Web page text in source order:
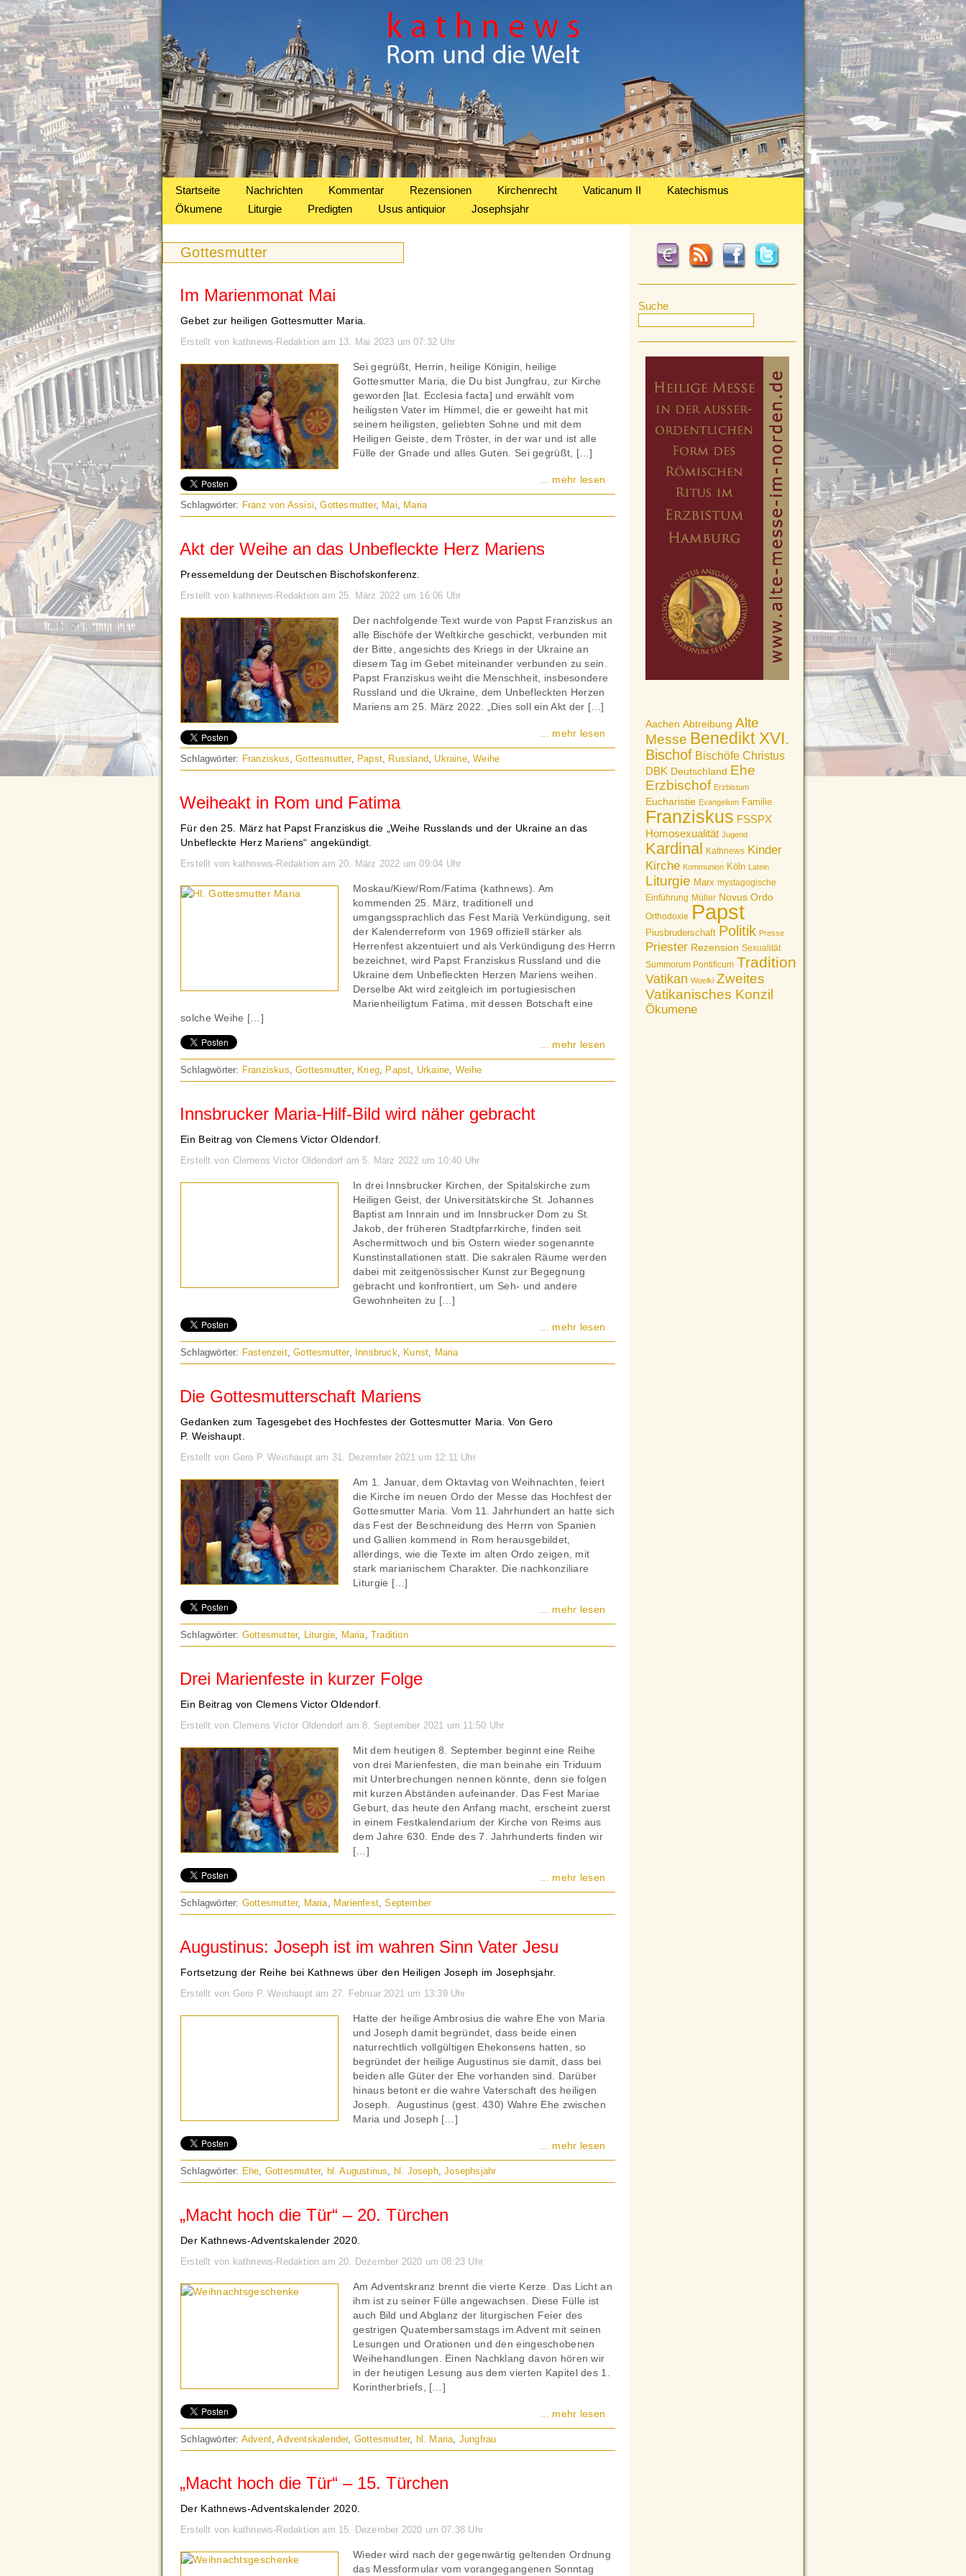
Startseite Nachrichten Kommentar Rezensionen Kirchenrecht Vaticanum II
Katechismus
Ökumene
Liturgie Predigten Usus antiquior Josephsjahr
Suche
Aachen Abtreibung Alte
Messe Benedikt XVI.
Bischof Bischöfe Christus
DBK Deutschland Ehe
Erzbischof Erzbistum
Eucharistie Evangelium Familie
Franziskus FSSPX
Homosexualität Jugend
Kardinal Kathnews Kinder
Kirche Kommunion Köln Latein
Liturgie Marx mystagogische
Einführung Müller Novus Ordo
Orthodoxie Papst
Piusbruderschaft Politik Presse
Priester Rezension Sexualität
Summorum Pontificum Tradition
Vatikan Woelki Zweites
Vatikanisches Konzil
Ökumene
Gottesmutter
Im Marienmonat Mai
Gebet zur heiligen Gottesmutter Maria.
Erstellt von kathnews-Redaktion am 13. Mai 2023 um 07:32 Uhr
Sei gegrüßt, Herrin, heilige Königin, heilige
Gottesmutter Maria, die Du bist Jungfrau, zur Kirche
geworden [lat. Ecclesia facta] und erwählt vom
heiligsten Vater im Himmel, die er geweiht hat mit
seinem heiligsten, geliebten Sohne und mit dem
Heiligen Geiste, dem Tröster, in der war und ist alle
Fülle der Gnade und alles Guten. Sei gegrüßt, […]
... mehr lesen
Schlagwörter: Franz von Assisi,Gottesmutter, Mai, Maria
Akt der Weihe an das Unbefleckte Herz Mariens
Pressemeldung der Deutschen Bischofskonferenz.
Erstellt von kathnews-Redaktion am 25. März 2022 um 16:06 Uhr
Der nachfolgende Text wurde von Papst Franziskus an
alle Bischöfe der Weltkirche geschickt, verbunden mit
der Bitte, angesichts des Kriegs in der Ukraine an
diesem Tag im Gebet miteinander verbunden zu sein.
Papst Franziskus weiht die Menschheit, insbesondere
Russland und die Ukraine, dem Unbefleckten Herzen
Mariens am 25. März 2022. „Dies soll ein Akt der […]
... mehr lesen
Schlagwörter: Franziskus,Gottesmutter, Papst, Russland, Ukraine,Weihe
Weiheakt in Rom und Fatima
Für den 25. März hat Papst Franziskus die „Weihe Russlands und der Ukraine an das
Unbefleckte Herz Mariens“ angekündigt.
Erstellt von kathnews-Redaktion am 20. März 2022 um 09:04 Uhr
Moskau/Kiew/Rom/Fatima (kathnews). Am
kommenden 25. März, traditionell und
umgangssprachlich das Fest Mariä Verkündigung, seit
der Kalenderreform von 1969 offiziell stärker als
Herrenfest akzentuiert und als Verkündigung des Herrn
bezeichnet, wird Papst Franziskus Russland und die
Ukraine dem Unbefleckten Herzen Mariens weihen.
Derselbe Akt wird zeitgleich im portugiesischen
Marienheiligtum Fatima, mit dessen Botschaft eine
solche Weihe […]
... mehr lesen
Schlagwörter: Franziskus,Gottesmutter, Krieg, Papst, Urkaine, Weihe
Innsbrucker Maria-Hilf-Bild wird näher gebracht
Ein Beitrag von Clemens Victor Oldendorf.
Erstellt von Clemens Victor Oldendorf am 5. März 2022 um 10:40 Uhr
In drei Innsbrucker Kirchen, der Spitalskirche zum
Heiligen Geist, der Universitätskirche St. Johannes
Baptist am Innrain und im Innsbrucker Dom zu St.
Jakob, der früheren Stadtpfarrkirche, finden seit
Aschermittwoch und bis Ostern wieder sogenannte
Kunstinstallationen statt. Die sakralen Räume werden
dabei mit zeitgenössischer Kunst zur Begegnung
gebracht und konfrontiert, um Seh- und andere
Gewohnheiten zu […]
... mehr lesen
Schlagwörter: Fastenzeit,Gottesmutter, Innsbruck, Kunst, Maria
Die Gottesmutterschaft Mariens
Gedanken zum Tagesgebet des Hochfestes der Gottesmutter Maria. Von Gero
P. Weishaupt.
Erstellt von Gero P. Weishaupt am 31. Dezember 2021 um 12:11 Uhr
Am 1. Januar, dem Oktavtag von Weihnachten, feiert
die Kirche im neuen Ordo der Messe das Hochfest der
Gottesmutter Maria. Vom 11. Jahrhundert an hatte sich
das Fest der Beschneidung des Herrn von Spanien
und Gallien kommend in Rom herausgebildet,
allerdings, wie die Texte im alten Ordo zeigen, mit
stark marianischem Charakter. Die nachkonziliare
Liturgie […]
... mehr lesen
Schlagwörter: Gottesmutter, Liturgie, Maria,Tradition
Drei Marienfeste in kurzer Folge
Ein Beitrag von Clemens Victor Oldendorf.
Erstellt von Clemens Victor Oldendorf am 8. September 2021 um 11:50 Uhr
Mit dem heutigen 8. September beginnt eine Reihe
von drei Marienfesten, die man beinahe ein Triduum
mit Unterbrechungen nennen könnte, denn sie folgen
mit kurzen Abständen aufeinander. Das Fest Mariae
Geburt, das heute den Anfang macht, erscheint zuerst
in einem Festkalendarium der Kirche von Reims aus
dem Jahre 630. Ende des 7. Jahrhunderts finden wir
[…]
... mehr lesen
Schlagwörter: Gottesmutter, Maria, Marienfest,September
Augustinus: Joseph ist im wahren Sinn Vater Jesu
Fortsetzung der Reihe bei Kathnews über den Heiligen Joseph im Josephsjahr.
Erstellt von Gero P. Weishaupt am 27. Februar 2021 um 13:39 Uhr
Hatte der heilige Ambrosius die wahre Ehe von Maria
und Joseph damit begründet, dass beide einen
naturrechtlich vollgültigen Ehekonsens hatten, so
begründet der heilige Augustinus sie damit, dass bei
beiden alle Güter der Ehe vorhanden sind. Darüber
hinaus betont er die wahre Vaterschaft des heiligen
Joseph. Augustinus (gest. 430) Wahre Ehe zwischen
Maria und Joseph […]
... mehr lesen
Schlagwörter: Ehe, Gottesmutter, hl. Augustinus, hl. Joseph,Josephsjahr
„Macht hoch die Tür“ – 20. Türchen
Der Kathnews-Adventskalender 2020.
Erstellt von kathnews-Redaktion am 20. Dezember 2020 um 08:23 Uhr
Am Adventskranz brennt die vierte Kerze. Das Licht an
ihm ist zu seiner Fülle angewachsen. Diese Fülle ist
auch Bild und Abglanz der liturgischen Feier des
gestrigen Quatembersamstags im Advent mit seinen
Lesungen und Orationen und den eingeschobenen
Weihehandlungen. Einen Nachklang davon hören wir
in der heutigen Lesung aus dem vierten Kapitel des 1.
Korintherbriefs, […]
... mehr lesen
Schlagwörter: Advent,Adventskalender, Gottesmutter, hl. Maria, Jungfrau
„Macht hoch die Tür“ – 15. Türchen
Der Kathnews-Adventskalender 2020.
Erstellt von kathnews-Redaktion am 15. Dezember 2020 um 07:38 Uhr
Wieder wird nach der gegenwärtig geltenden Ordnung
das Messformular vom vorangegangenen Sonntag